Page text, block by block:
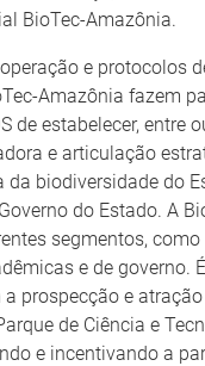
BioTec-Amazônia.
e protocolos
Amazônia fazem
de estabelecer, entre
e articulação
da biodiversidade do
do Estado. A
segmentos,
e de governo.
prospecção e
de Ciência e
e incentivando a